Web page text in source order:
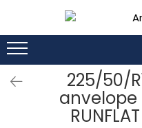
225/50/
anvelope